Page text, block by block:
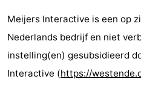
Nieuwpoort
-
Oostduinkerke
aan
-
Westende
Last
Meijers Interactive is een op
Nederlands bedrijf en niet
instelling(en) gesubsidieerd
Interactive (https://